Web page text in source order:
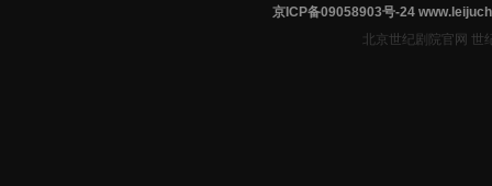
京ICP备09058903号-24
北京世纪剧院官网 世